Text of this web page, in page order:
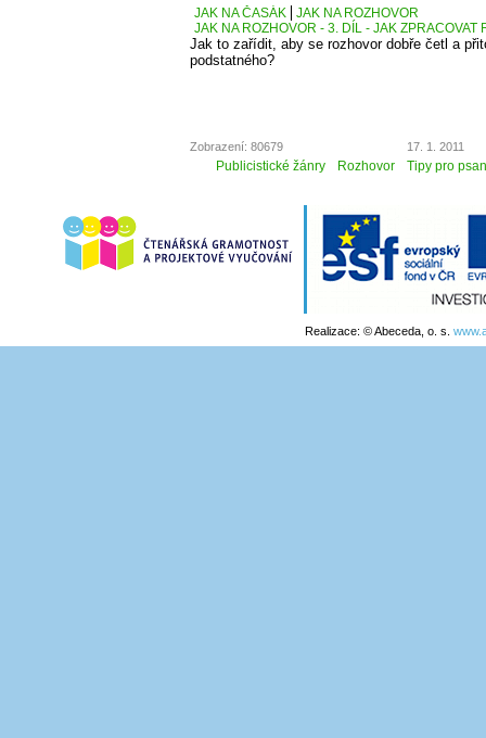
JAK NA ČASÁK
JAK NA ROZHOVOR
JAK NA ROZHOVOR - 3. DÍL - JAK ZPRACOVAT
Jak to zařídit, aby se rozhovor dobře četl a
podstatného?
Zobrazení: 80679 17. 1. 2011
Publicistické žánry Rozhovor Tipy pro
Realizace: © Abeceda, o. s.